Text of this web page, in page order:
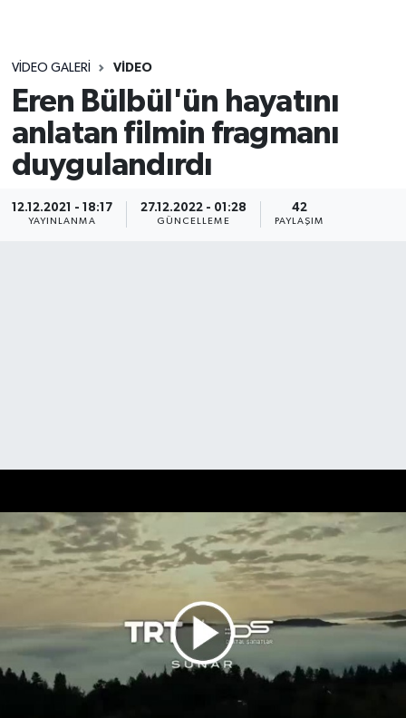
VIDEO GALERI VIDEO
Eren Bülbül'ün hayatını
anlatan filmin fragmanı
duygulandırdı
12.12.2021 - 18:17
YAYINLANMA
27.12.2022 - 01:28
GÜNCELLEME
42
PAYLAŞIM